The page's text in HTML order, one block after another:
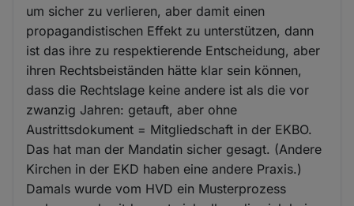
um sicher zu verlieren, aber damit einen
propagandistischen Effekt zu unterstützen, dann
ist das ihre zu respektierende Entscheidung, aber
ihren Rechtsbeiständen hätte klar sein können,
dass die Rechtslage keine andere ist als die vor
zwanzig Jahren: getauft, aber ohne
Austrittsdokument = Mitgliedschaft in der EKBO.
Das hat man der Mandatin sicher gesagt. (Andere
Kirchen in der EKD haben eine andere Praxis.)
Damals wurde vom HVD ein Musterprozess